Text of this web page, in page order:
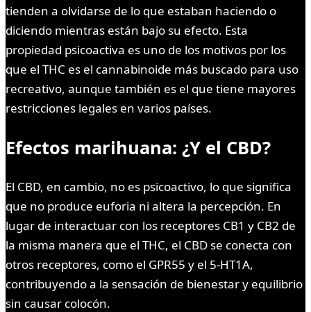
tienden a olvidarse de lo que estaban haciendo o
diciendo mientras están bajo su efecto. Esta
propiedad psicoactiva es uno de los motivos por los
que el THC es el cannabinoide más buscado para uso
recreativo, aunque también es el que tiene mayores
restricciones legales en varios países.
Efectos marihuana: ¿Y el CBD?
El CBD, en cambio, no es psicoactivo, lo que significa
que no produce euforia ni altera la percepción. En
lugar de interactuar con los receptores CB1 y CB2 de
la misma manera que el THC, el CBD se conecta con
otros receptores, como el GPR55 y el 5-HT1A,
contribuyendo a la sensación de bienestar y equilibrio
sin causar colocón.